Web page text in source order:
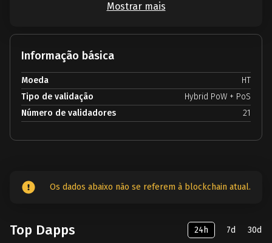
Mostrar mais
Informação básica
Moeda
HT
Tipo de validação
Hybrid PoW + PoS
Número de validadores
21
Os dados abaixo não se referem à blockchain atual.
Top Dapps 24h 7d 30d